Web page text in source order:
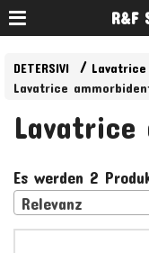
R&F
DETERSIVI
Lavatrice
Lavatrice
Es werden 2
Relevanz